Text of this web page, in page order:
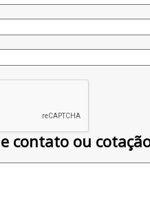
contato ou